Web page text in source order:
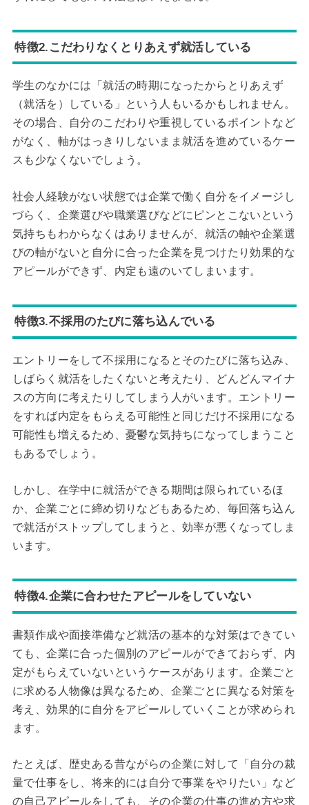
特徴2.こだわりなくとりあえず就活している
学生のなかには「就活の時期になったからとりあえず
（就活を）している」という人もいるかもしれません。
その場合、自分のこだわりや重視しているポイントなど
がなく、軸がはっきりしないまま就活を進めているケー
スも少なくないでしょう。
社会人経験がない状態では企業で働く自分をイメージし
づらく、企業選びや職業選びなどにピンとこないという
気持ちもわからなくはありませんが、就活の軸や企業選
びの軸がないと自分に合った企業を見つけたり効果的な
アピールができず、内定も遠のいてしまいます。
特徴3.不採用のたびに落ち込んでいる
エントリーをして不採用になるとそのたびに落ち込み、
しばらく就活をしたくないと考えたり、どんどんマイナ
スの方向に考えたりしてしまう人がいます。エントリー
をすれば内定をもらえる可能性と同じだけ不採用になる
可能性も増えるため、憂鬱な気持ちになってしまうこと
もあるでしょう。
しかし、在学中に就活ができる期間は限られているほ
か、企業ごとに締め切りなどもあるため、毎回落ち込ん
で就活がストップしてしまうと、効率が悪くなってしま
います。
特徴4.企業に合わせたアピールをしていない
書類作成や面接準備など就活の基本的な対策はできてい
ても、企業に合った個別のアピールができておらず、内
定がもらえていないというケースがあります。企業ごと
に求める人物像は異なるため、企業ごとに異なる対策を
考え、効果的に自分をアピールしていくことが求められ
ます。
たとえば、歴史ある昔ながらの企業に対して「自分の裁
量で仕事をし、将来的には自分で事業をやりたい」など
の自己アピールをしても、その企業の仕事の進め方や求